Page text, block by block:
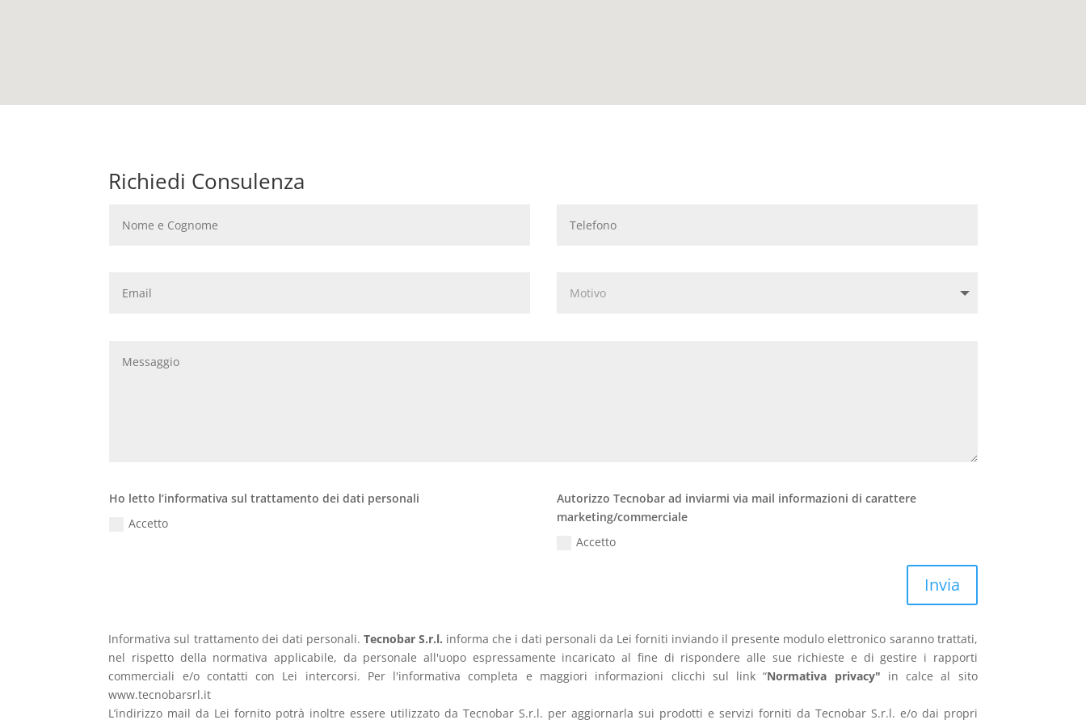
Richiedi Consulenza
Ho letto l’informativa sul trattamento dei dati personali
Accetto
Autorizzo Tecnobar ad inviarmi via mail informazioni di carattere
marketing/commerciale
Accetto
Invia
Informativa sul trattamento dei dati personali. Tecnobar S.r.l. informa che i dati personali da Lei forniti inviando il presente modulo elettronico saranno trattati,
nel rispetto della normativa applicabile, da personale all'uopo espressamente incaricato al fine di rispondere alle sue richieste e di gestire i rapporti
commerciali e/o contatti con Lei intercorsi. Per l'informativa completa e maggiori informazioni clicchi sul link “Normativa privacy" in calce al sito
www.tecnobarsrl.it
L’indirizzo mail da Lei fornito potrà inoltre essere utilizzato da Tecnobar S.r.l. per aggiornarla sui prodotti e servizi forniti da Tecnobar S.r.l. e/o dai propri